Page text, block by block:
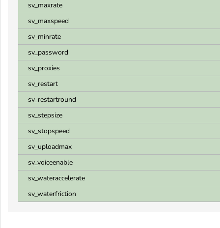
sv_maxrate
sv_maxspeed
sv_minrate
sv_password
sv_proxies
sv_restart
sv_restartround
sv_stepsize
sv_stopspeed
sv_uploadmax
sv_voiceenable
sv_wateraccelerate
sv_waterfriction